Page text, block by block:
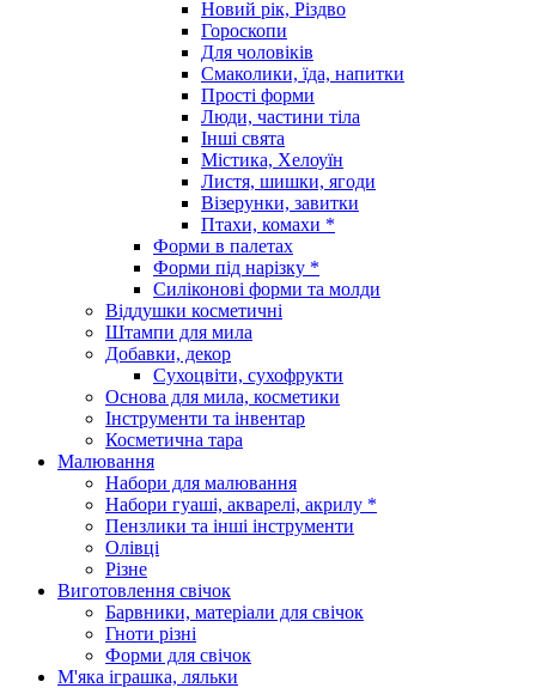
Новий рік, Різдво
Гороскопи
Для чоловіків
Смаколики, їда, напитки
Прості форми
Люди, частини тіла
Інші свята
Містика, Хелоуїн
Листя, шишки, ягоди
Візерунки, завитки
Птахи, комахи *
Форми в палетах
Форми під нарізку *
Силіконові форми та молди
Віддушки косметичні
Штампи для мила
Добавки, декор
Сухоцвіти, сухофрукти
Основа для мила, косметики
Інструменти та інвентар
Косметична тара
Малювання
Набори для малювання
Набори гуаші, акварелі, акрилу *
Пензлики та інші інструменти
Олівці
Різне
Виготовлення свічок
Барвники, матеріали для свічок
Гноти різні
Форми для свічок
М'яка іграшка, ляльки